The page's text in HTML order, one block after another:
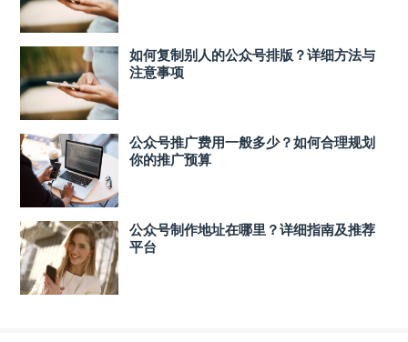
如何复制别人的公众号排版？详细方法与
注意事项
公众号推广费用一般多少？如何合理规划
你的推广预算
公众号制作地址在哪里？详细指南及推荐
平台